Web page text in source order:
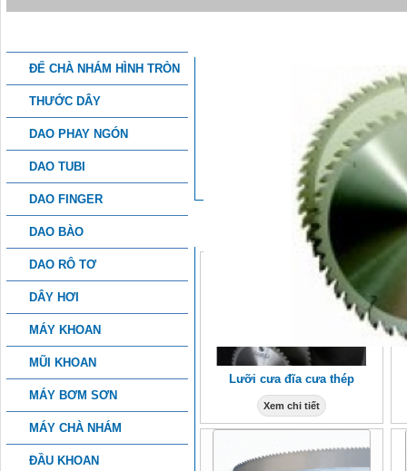
ĐẾ CHÀ NHÁM HÌNH TRÒN
THƯỚC DÂY
DAO PHAY NGÓN
DAO TUBI
DAO FINGER
DAO BÀO
DAO RÔ TƠ
DÂY HƠI
MÁY KHOAN
MŨI KHOAN
MÁY BƠM SƠN
MÁY CHÀ NHÁM
ĐẦU KHOAN
THÔNG TIN CHI TIẾT
SẢN PHẨM KHÁC
Lưỡi cưa đĩa cưa thép
Xem chi tiết